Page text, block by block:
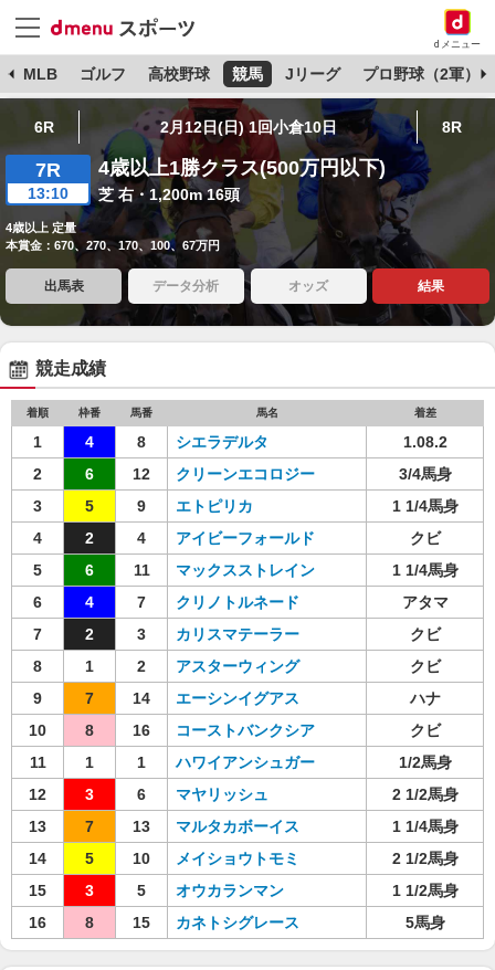
dメニュー
MLB ゴルフ 高校野球 競馬 Jリーグ プロ野球（2軍）
6R 2月12日(日) 1回小倉10日 8R
7R
13:10
4歳以上1勝クラス(500万円以下)
芝 右・1,200m 16頭
4歳以上 定量
本賞金：670、270、170、100、67万円
出馬表 データ分析 オッズ 結果
競走成績
着順 枠番 馬番 馬名 着差
1 4 8 シエラデルタ
1.08.2
2
6 12 クリーンエコロジー
3/4馬身
3
5 9 エトピリカ
1 1/4馬身
4
2 4 アイビーフォールド
クビ
5
6 11 マックスストレイン
1 1/4馬身
6
4 7 クリノトルネード
アタマ
7
2 3 カリスマテーラー
クビ
8
1 2 アスターウィング
クビ
9
7 14 エーシンイグアス
ハナ
10
8 16 コーストバンクシア
クビ
11
1 1 ハワイアンシュガー
1/2馬身
12
3 6 マヤリッシュ
2 1/2馬身
13
7 13 マルタカボーイス
1 1/4馬身
14
5 10 メイショウトモミ
2 1/2馬身
15
3 5 オウカランマン
1 1/2馬身
16
8 15 カネトシグレース 5馬身